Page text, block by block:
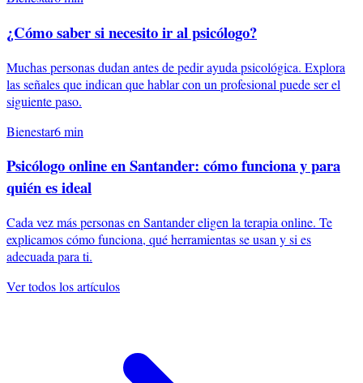
¿Cómo saber si necesito ir al psicólogo?
Muchas personas dudan antes de pedir ayuda psicológica. Explora
las señales que indican que hablar con un profesional puede ser el
siguiente paso.
Bienestar6min
Psicólogo online en Santander: cómo funciona y para
quién es ideal
Cada vez más personas en Santander eligen la terapia online. Te
explicamos cómo funciona, qué herramientas se usan y si es
adecuada para ti.
Ver todos los artículos